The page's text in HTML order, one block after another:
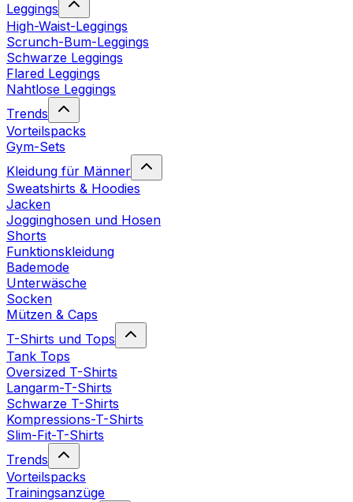
Leggings
High-Waist-Leggings
Scrunch-Bum-Leggings
Schwarze Leggings
Flared Leggings
Nahtlose Leggings
Trends
Vorteilspacks
Gym-Sets
Kleidung für Männer
Sweatshirts & Hoodies
Jacken
Jogginghosen und Hosen
Shorts
Funktionskleidung
Bademode
Unterwäsche
Socken
Mützen & Caps
T-Shirts und Tops
Tank Tops
Oversized T-Shirts
Langarm-T-Shirts
Schwarze T-Shirts
Kompressions-T-Shirts
Slim-Fit-T-Shirts
Trends
Vorteilspacks
Trainingsanzüge